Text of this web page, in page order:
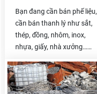
Bạn đang cần bán phế liệu,
cần bán thanh lý như sắt,
thép, đồng, nhôm, inox,
nhựa, giấy, nhà xưởng…